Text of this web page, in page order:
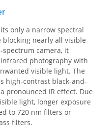
only a narrow spectral
nearly all visible
camera, it
photography with
visible light. The
high-contrast black-and-
pronounced IR effect. Due
light, longer exposure
to 720 nm filters or
filters.